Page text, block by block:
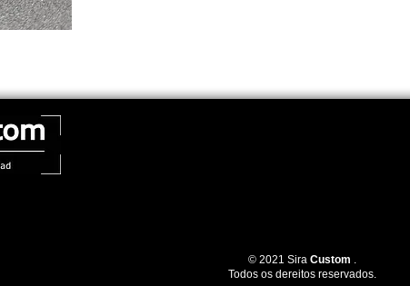
© 2021 Sira Custom .
Todos os dereitos reservados.